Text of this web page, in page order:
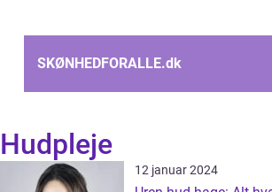
SKØNHEDFORALLE.dk
Hudpleje
12 januar 2024